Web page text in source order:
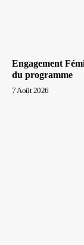
Engagement
du programme
7 Août 2026